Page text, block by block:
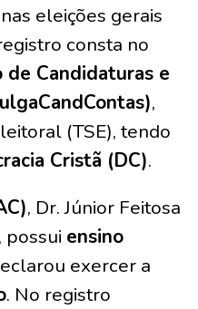
nas eleições gerais
consta no
de Candidaturas e
,
(TSE), tendo
Cristã (DC).
, Dr. Júnior Feitosa
possui ensino
exercer a
. No registro